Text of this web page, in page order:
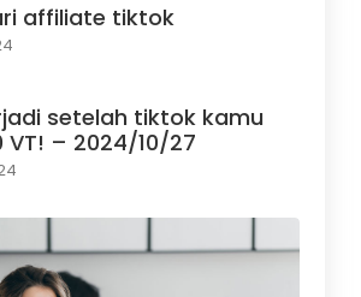
affiliate tiktok
setelah tiktok kamu
VT! – 2024/10/27